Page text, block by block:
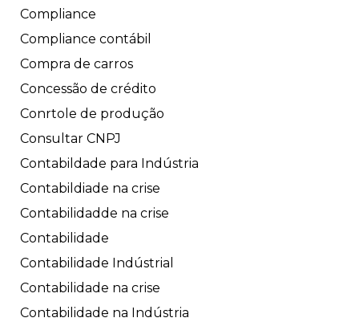
Compliance
Compliance contábil
Compra de carros
Concessão de crédito
Conrtole de produção
Consultar CNPJ
Contabildade para Indústria
Contabildiade na crise
Contabilidadde na crise
Contabilidade
Contabilidade Indústrial
Contabilidade na crise
Contabilidade na Indústria